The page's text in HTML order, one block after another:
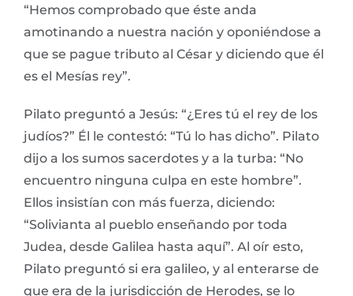
“Hemos comprobado que éste anda
amotinando a nuestra nación y oponiéndose a
que se pague tributo al César y diciendo que él
es el Mesías rey”.
Pilato preguntó a Jesús: “¿Eres tú el rey de los
judíos?” Él le contestó: “Tú lo has dicho”. Pilato
dijo a los sumos sacerdotes y a la turba: “No
encuentro ninguna culpa en este hombre”.
Ellos insistían con más fuerza, diciendo:
“Solivianta al pueblo enseñando por toda
Judea, desde Galilea hasta aquí”. Al oír esto,
Pilato preguntó si era galileo, y al enterarse de
que era de la jurisdicción de Herodes, se lo